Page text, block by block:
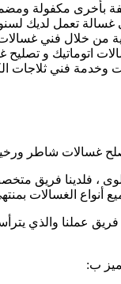
بأخرى مكفولة
غسالة تعمل لديك
من خلال فني
اتوماتيك و
فني ثلاجات
غسالات شاطر
، فلدينا فريق
الغسالات بمنتهى
عملنا والذي
ب: